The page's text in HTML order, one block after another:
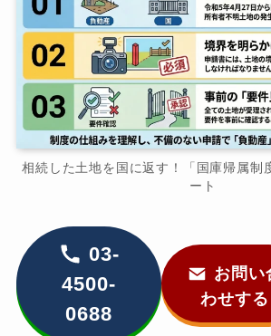
相続した土地を国に返す！「国庫帰属制
ート
03-
4500-
0688
お問い
わせする